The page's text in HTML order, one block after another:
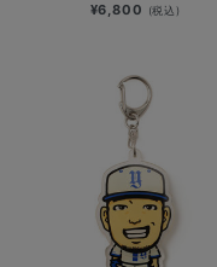
¥6,800 (税込)